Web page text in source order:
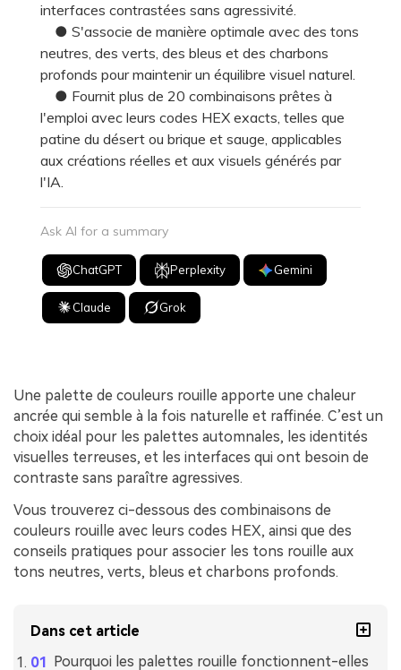
interfaces contrastées sans agressivité.
● S'associe de manière optimale avec des tons
neutres, des verts, des bleus et des charbons
profonds pour maintenir un équilibre visuel naturel.
● Fournit plus de 20 combinaisons prêtes à
l'emploi avec leurs codes HEX exacts, telles que
patine du désert ou brique et sauge, applicables
aux créations réelles et aux visuels générés par
l'IA.
Ask AI for a summary
ChatGPT Perplexity Gemini
Claude Grok
Une palette de couleurs rouille apporte une chaleur
ancrée qui semble à la fois naturelle et raffinée. C’est un
choix idéal pour les palettes automnales, les identités
visuelles terreuses, et les interfaces qui ont besoin de
contraste sans paraître agressives.
Vous trouverez ci-dessous des combinaisons de
couleurs rouille avec leurs codes HEX, ainsi que des
conseils pratiques pour associer les tons rouille aux
tons neutres, verts, bleus et charbons profonds.
Dans cet article
Pourquoi les palettes rouille fonctionnent-elles